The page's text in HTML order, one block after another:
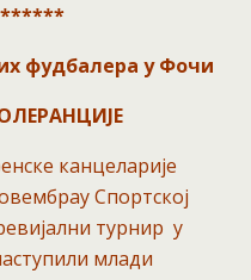
фудбалера у Фочи
канцеларије
Спортској
турнир у
млади